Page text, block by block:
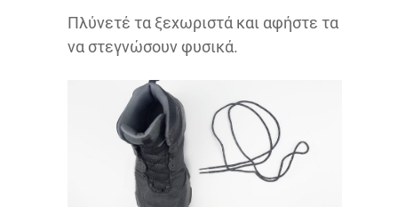
Πλύνετέ τα ξεχωριστά και αφήστε τα
να στεγνώσουν φυσικά.